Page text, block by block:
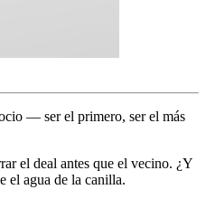
— ser el primero, ser el más
el deal antes que el vecino. ¿Y
el agua de la canilla.